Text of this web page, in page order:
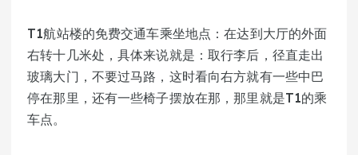
T1航站楼的免费交通车乘坐地点：在达到大厅的外面
右转十几米处，具体来说就是：取行李后，径直走出
玻璃大门，不要过马路，这时看向右方就有一些中巴
停在那里，还有一些椅子摆放在那，那里就是T1的乘
车点。